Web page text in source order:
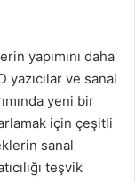
yapımını daha
ve sanal
yeni bir
için çeşitli
sanal
teşvik